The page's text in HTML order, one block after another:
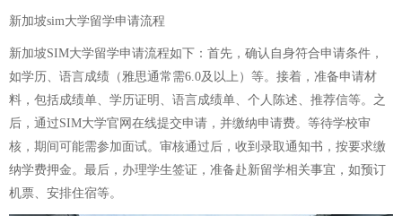
新加坡sim大学留学申请流程
新加坡SIM大学留学申请流程如下：首先，确认自身符合申请条件，
如学历、语言成绩（雅思通常需6.0及以上）等。接着，准备申请材
料，包括成绩单、学历证明、语言成绩单、个人陈述、推荐信等。之
后，通过SIM大学官网在线提交申请，并缴纳申请费。等待学校审
核，期间可能需参加面试。审核通过后，收到录取通知书，按要求缴
纳学费押金。最后，办理学生签证，准备赴新留学相关事宜，如预订
机票、安排住宿等。